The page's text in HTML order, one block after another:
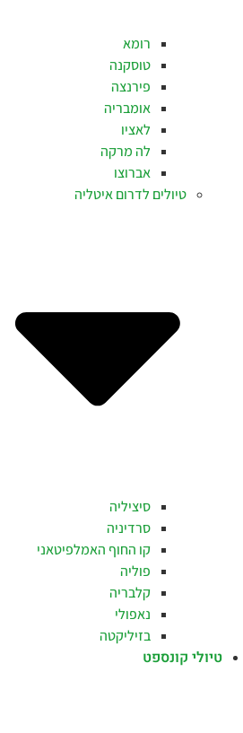
רומא
טוסקנה
פירנצה
אומבריה
לאציו
לה מרקה
אברוצו
טיולים לדרום איטליה
סיציליה
סרדיניה
קו החוף האמלפיטאני
פוליה
קלבריה
נאפולי
בזיליקטה
טיולי קונספט